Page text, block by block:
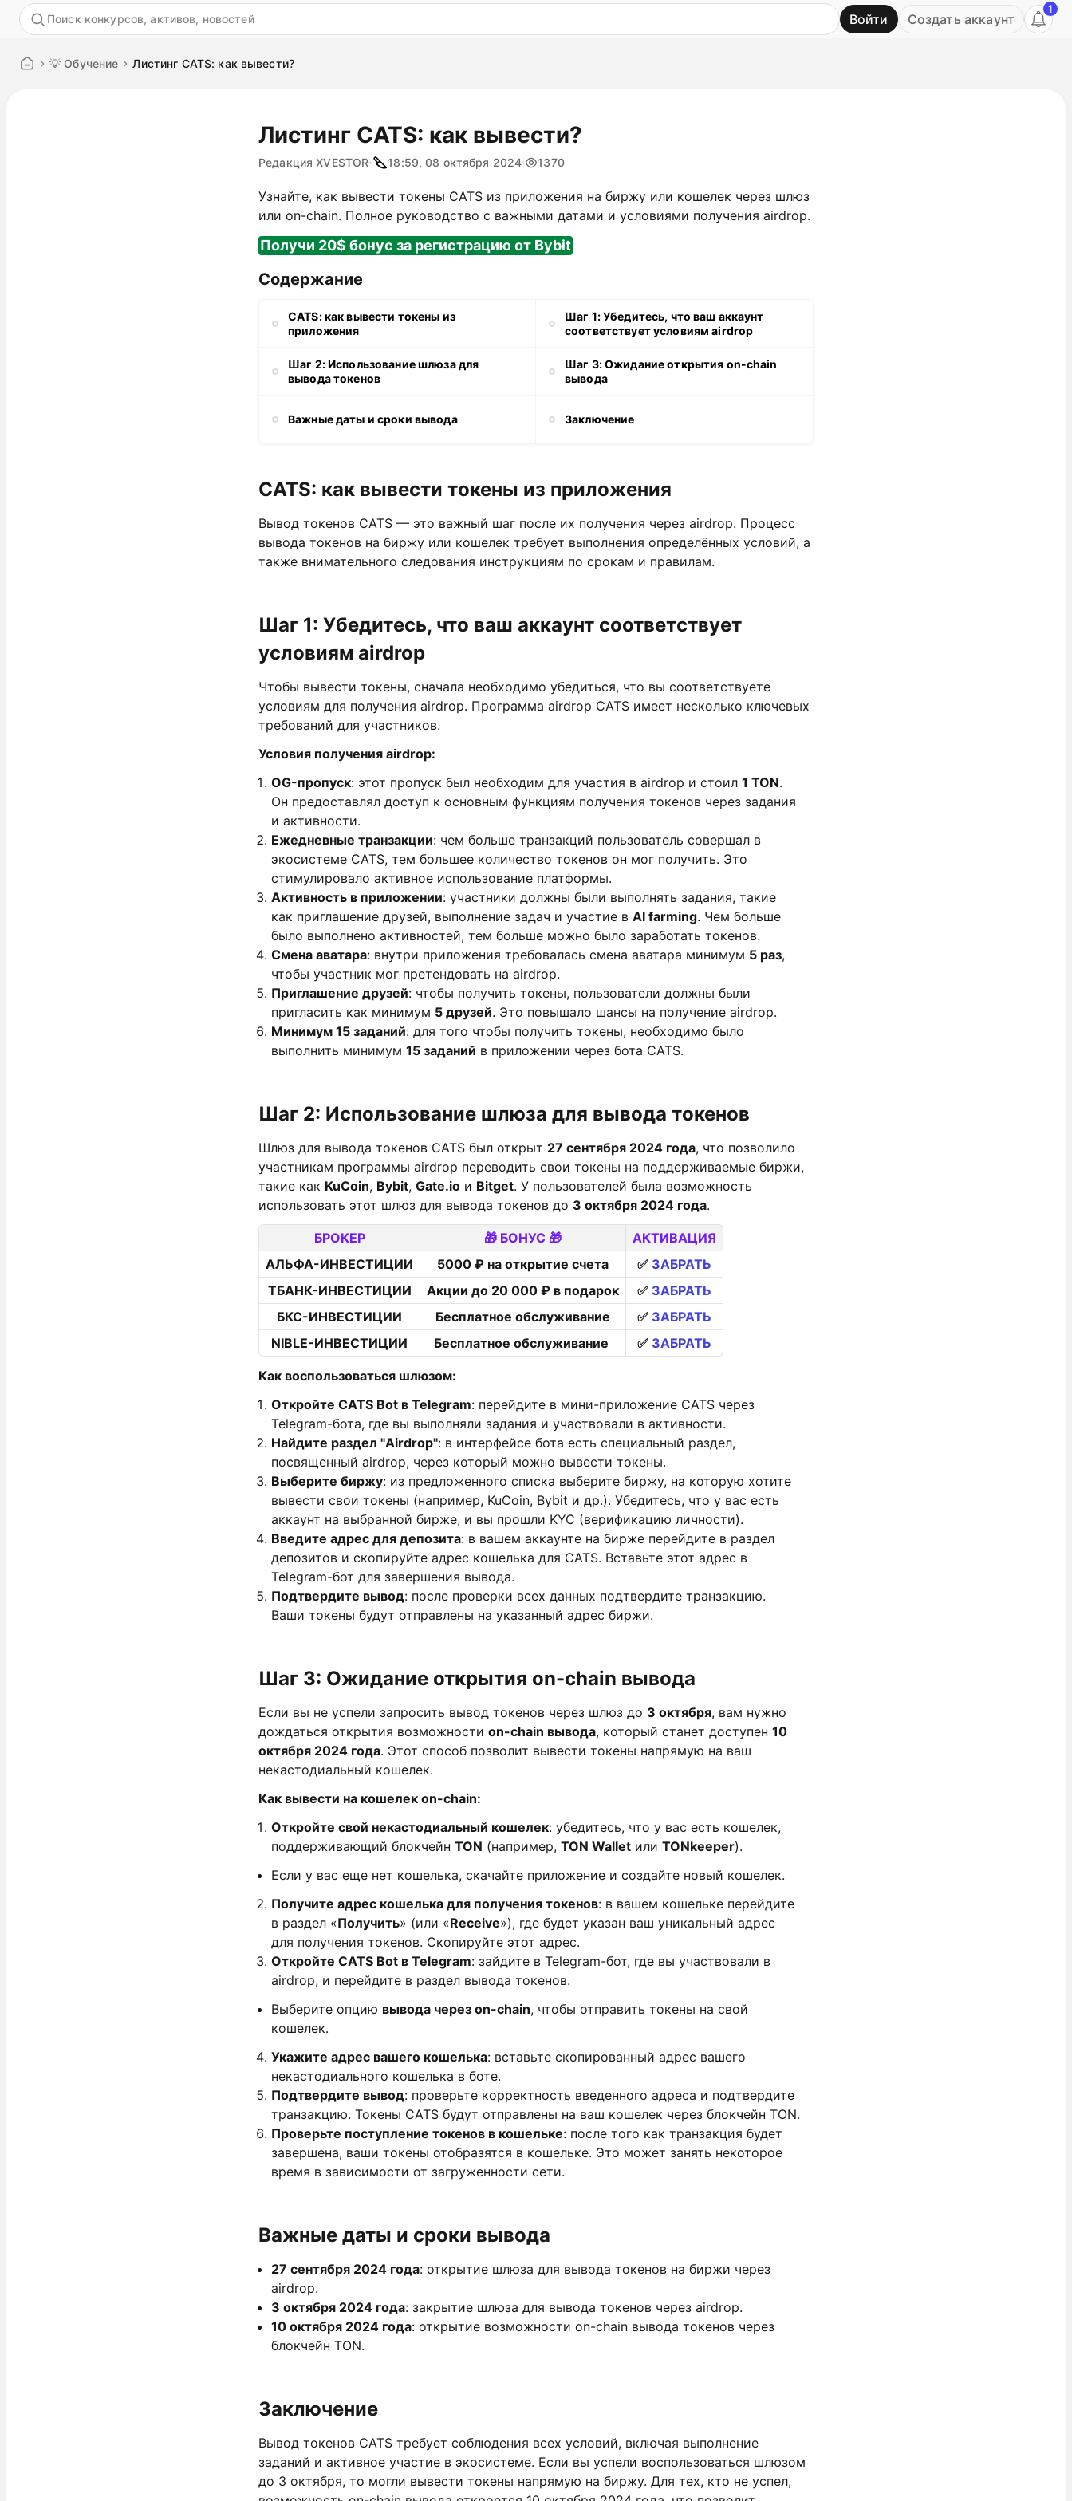
Войти Создать аккаунт
1
💡 Обучение Листинг CATS: как вывести?
Листинг CATS: как вывести?
Редакция XVESTOR 18:59, 08 октября 2024 1370
Узнайте, как вывести токены CATS из приложения на биржу или кошелек через шлюз
или on-chain. Полное руководство с важными датами и условиями получения airdrop.
Получи 20$ бонус за регистрацию от Bybit
Содержание
CATS: как вывести токены из
приложения
Шаг 1: Убедитесь, что ваш аккаунт
соответствует условиям airdrop
Шаг 2: Использование шлюза для
вывода токенов
Шаг 3: Ожидание открытия on-chain
вывода
Важные даты и сроки вывода Заключение
CATS: как вывести токены из приложения
Вывод токенов CATS — это важный шаг после их получения через airdrop. Процесс
вывода токенов на биржу или кошелек требует выполнения определённых условий, а
также внимательного следования инструкциям по срокам и правилам.
Шаг 1: Убедитесь, что ваш аккаунт соответствует
условиям airdrop
Чтобы вывести токены, сначала необходимо убедиться, что вы соответствуете
условиям для получения airdrop. Программа airdrop CATS имеет несколько ключевых
требований для участников.
Условия получения airdrop:
OG-пропуск: этот пропуск был необходим для участия в airdrop и стоил 1 TON.
Он предоставлял доступ к основным функциям получения токенов через задания
и активности.
Ежедневные транзакции: чем больше транзакций пользователь совершал в
экосистеме CATS, тем большее количество токенов он мог получить. Это
стимулировало активное использование платформы.
Активность в приложении: участники должны были выполнять задания, такие
как приглашение друзей, выполнение задач и участие в AI farming. Чем больше
было выполнено активностей, тем больше можно было заработать токенов.
Смена аватара: внутри приложения требовалась смена аватара минимум 5 раз,
чтобы участник мог претендовать на airdrop.
Приглашение друзей: чтобы получить токены, пользователи должны были
пригласить как минимум 5 друзей. Это повышало шансы на получение airdrop.
Минимум 15 заданий: для того чтобы получить токены, необходимо было
выполнить минимум 15 заданий в приложении через бота CATS.
Шаг 2: Использование шлюза для вывода токенов
Шлюз для вывода токенов CATS был открыт 27 сентября 2024 года, что позволило
участникам программы airdrop переводить свои токены на поддерживаемые биржи,
такие как KuCoin, Bybit, Gate.io и Bitget. У пользователей была возможность
использовать этот шлюз для вывода токенов до 3 октября 2024 года.
БРОКЕР 🎁 БОНУС 🎁
АКТИВАЦИЯ
АЛЬФА-ИНВЕСТИЦИИ
5000 ₽ на открытие счета ✅ ЗАБРАТЬ
ТБАНК-ИНВЕСТИЦИИ
Акции до 20 000 ₽ в подарок ✅ ЗАБРАТЬ
БКС-ИНВЕСТИЦИИ
Бесплатное обслуживание ✅ ЗАБРАТЬ
NIBLE-ИНВЕСТИЦИИ
Бесплатное обслуживание ✅ ЗАБРАТЬ
Как воспользоваться шлюзом:
Откройте CATS Bot в Telegram: перейдите в мини-приложение CATS через
Telegram-бота, где вы выполняли задания и участвовали в активности.
Найдите раздел "Airdrop": в интерфейсе бота есть специальный раздел,
посвященный airdrop, через который можно вывести токены.
Выберите биржу: из предложенного списка выберите биржу, на которую хотите
вывести свои токены (например, KuCoin, Bybit и др.). Убедитесь, что у вас есть
аккаунт на выбранной бирже, и вы прошли KYC (верификацию личности).
Введите адрес для депозита: в вашем аккаунте на бирже перейдите в раздел
депозитов и скопируйте адрес кошелька для CATS. Вставьте этот адрес в
Telegram-бот для завершения вывода.
Подтвердите вывод: после проверки всех данных подтвердите транзакцию.
Ваши токены будут отправлены на указанный адрес биржи.
Шаг 3: Ожидание открытия on-chain вывода
Если вы не успели запросить вывод токенов через шлюз до 3 октября, вам нужно
дождаться открытия возможности on-chain вывода, который станет доступен 10
октября 2024 года. Этот способ позволит вывести токены напрямую на ваш
некастодиальный кошелек.
Как вывести на кошелек on-chain:
Откройте свой некастодиальный кошелек: убедитесь, что у вас есть кошелек,
поддерживающий блокчейн TON (например, TON Wallet или TONkeeper).
Если у вас еще нет кошелька, скачайте приложение и создайте новый кошелек.
Получите адрес кошелька для получения токенов: в вашем кошельке перейдите
в раздел «Получить» (или «Receive»), где будет указан ваш уникальный адрес
для получения токенов. Скопируйте этот адрес.
Откройте CATS Bot в Telegram: зайдите в Telegram-бот, где вы участвовали в
airdrop, и перейдите в раздел вывода токенов.
Выберите опцию вывода через on-chain, чтобы отправить токены на свой
кошелек.
Укажите адрес вашего кошелька: вставьте скопированный адрес вашего
некастодиального кошелька в боте.
Подтвердите вывод: проверьте корректность введенного адреса и подтвердите
транзакцию. Токены CATS будут отправлены на ваш кошелек через блокчейн TON.
Проверьте поступление токенов в кошельке: после того как транзакция будет
завершена, ваши токены отобразятся в кошельке. Это может занять некоторое
время в зависимости от загруженности сети.
Важные даты и сроки вывода
27 сентября 2024 года: открытие шлюза для вывода токенов на биржи через
airdrop.
3 октября 2024 года: закрытие шлюза для вывода токенов через airdrop.
10 октября 2024 года: открытие возможности on-chain вывода токенов через
блокчейн TON.
Заключение
Вывод токенов CATS требует соблюдения всех условий, включая выполнение
заданий и активное участие в экосистеме. Если вы успели воспользоваться шлюзом
до 3 октября, то могли вывести токены напрямую на биржу. Для тех, кто не успел,